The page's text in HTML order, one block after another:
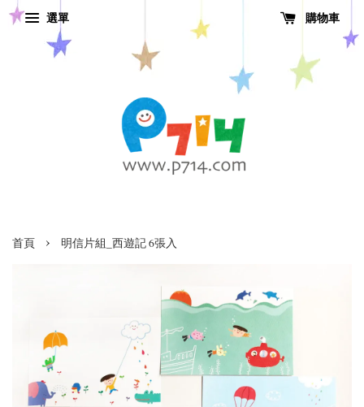
選單 購物車
首頁 › 明信片組_西遊記 6張入